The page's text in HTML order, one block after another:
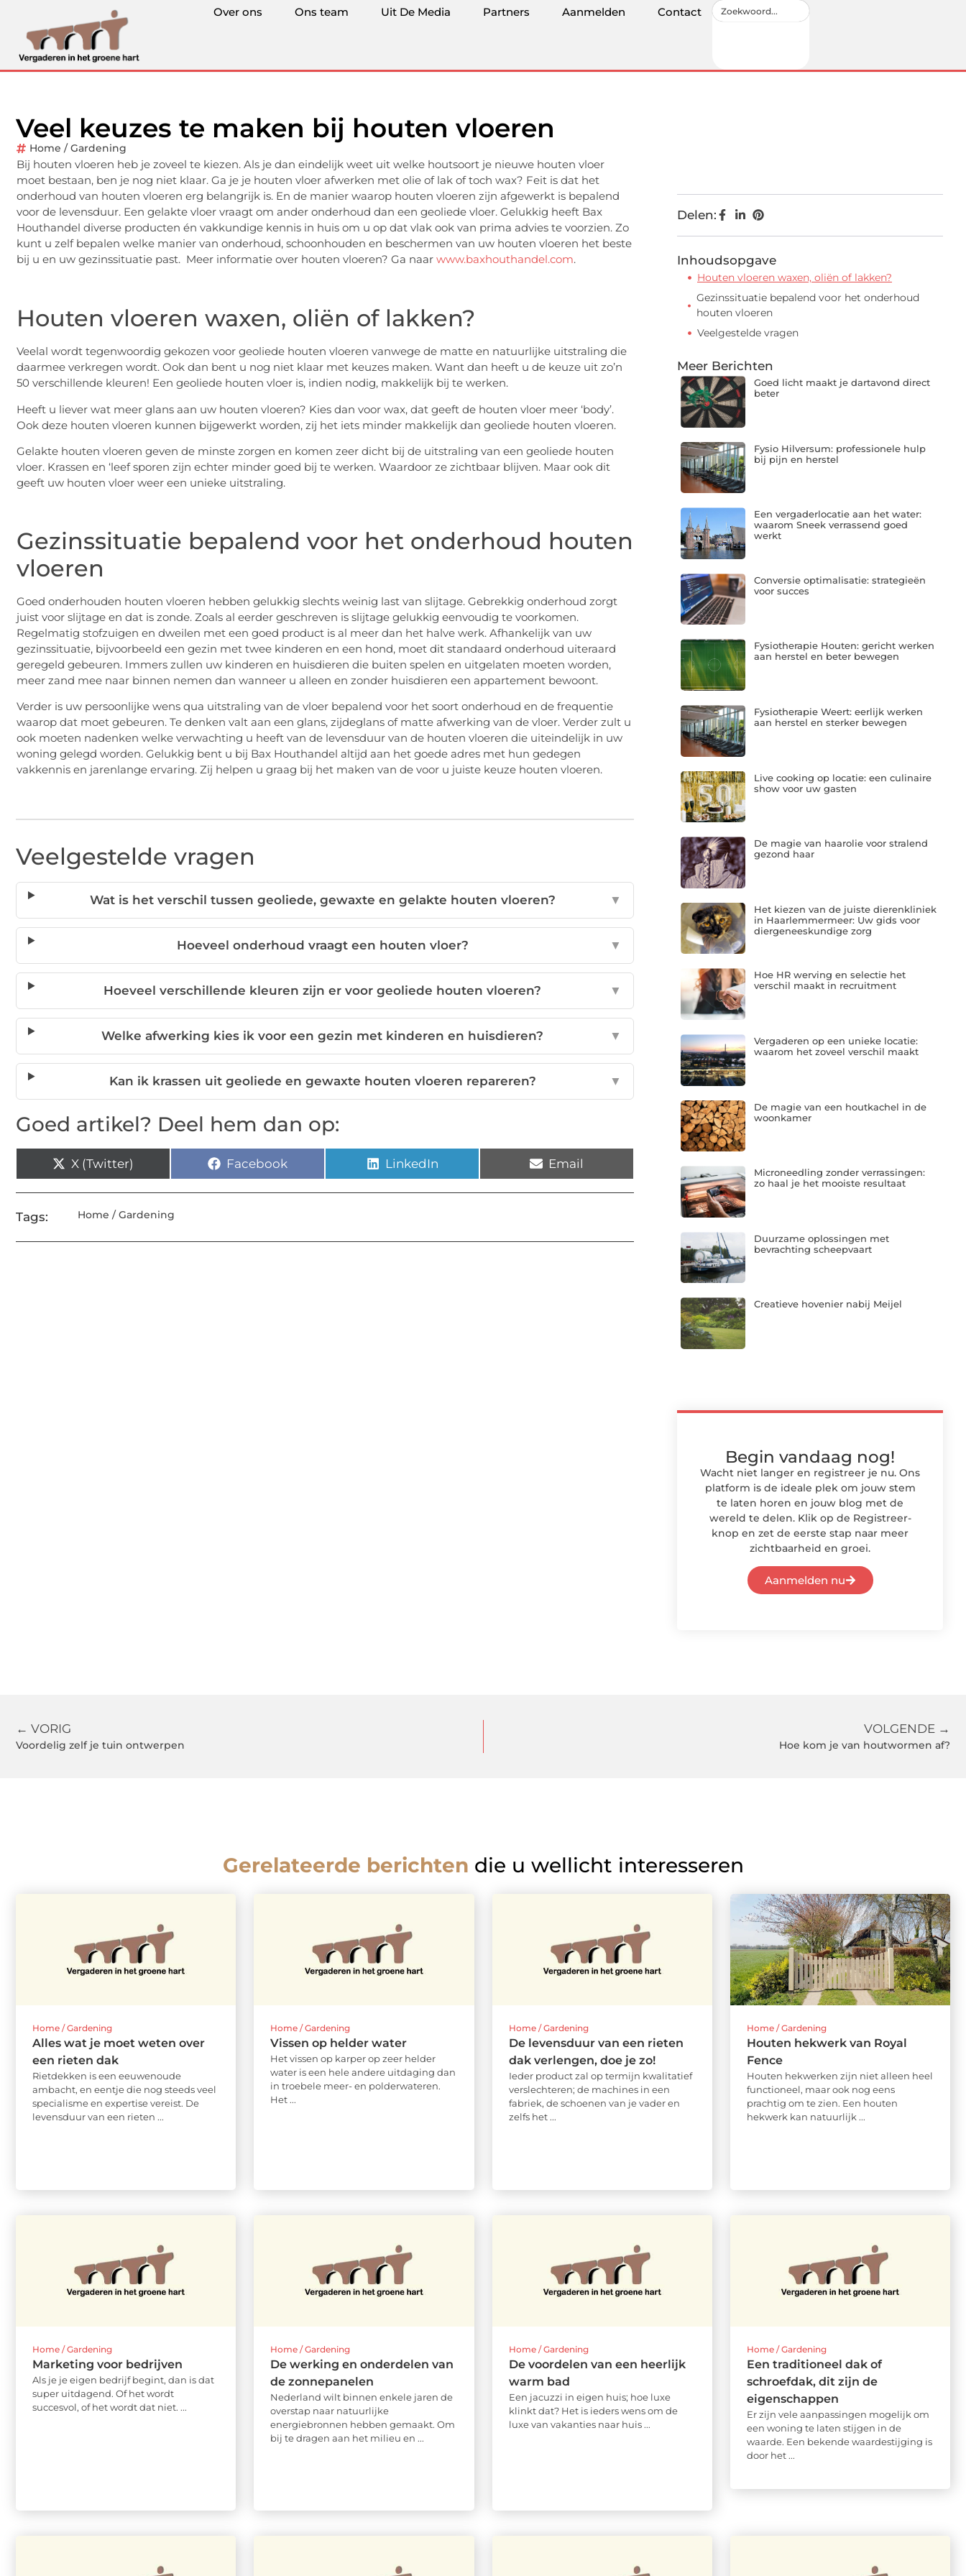
Over ons Ons team Uit De Media Partners Aanmelden Contact
Veel keuzes te maken bij houten vloeren
Home / Gardening
Bij houten vloeren heb je zoveel te kiezen. Als je dan eindelijk weet uit welke houtsoort je nieuwe houten vloer
moet bestaan, ben je nog niet klaar. Ga je je houten vloer afwerken met olie of lak of toch wax? Feit is dat het
onderhoud van houten vloeren erg belangrijk is. En de manier waarop houten vloeren zijn afgewerkt is bepalend
voor de levensduur. Een gelakte vloer vraagt om ander onderhoud dan een geoliede vloer. Gelukkig heeft Bax
Houthandel diverse producten én vakkundige kennis in huis om u op dat vlak ook van prima advies te voorzien. Zo
kunt u zelf bepalen welke manier van onderhoud, schoonhouden en beschermen van uw houten vloeren het beste
bij u en uw gezinssituatie past. Meer informatie over houten vloeren? Ga naar www.baxhouthandel.com.
Houten vloeren waxen, oliën of lakken?
Veelal wordt tegenwoordig gekozen voor geoliede houten vloeren vanwege de matte en natuurlijke uitstraling die
daarmee verkregen wordt. Ook dan bent u nog niet klaar met keuzes maken. Want dan heeft u de keuze uit zo’n
50 verschillende kleuren! Een geoliede houten vloer is, indien nodig, makkelijk bij te werken.
Heeft u liever wat meer glans aan uw houten vloeren? Kies dan voor wax, dat geeft de houten vloer meer ‘body’.
Ook deze houten vloeren kunnen bijgewerkt worden, zij het iets minder makkelijk dan geoliede houten vloeren.
Gelakte houten vloeren geven de minste zorgen en komen zeer dicht bij de uitstraling van een geoliede houten
vloer. Krassen en ‘leef sporen zijn echter minder goed bij te werken. Waardoor ze zichtbaar blijven. Maar ook dit
geeft uw houten vloer weer een unieke uitstraling.
Gezinssituatie bepalend voor het onderhoud houten
vloeren
Goed onderhouden houten vloeren hebben gelukkig slechts weinig last van slijtage. Gebrekkig onderhoud zorgt
juist voor slijtage en dat is zonde. Zoals al eerder geschreven is slijtage gelukkig eenvoudig te voorkomen.
Regelmatig stofzuigen en dweilen met een goed product is al meer dan het halve werk. Afhankelijk van uw
gezinssituatie, bijvoorbeeld een gezin met twee kinderen en een hond, moet dit standaard onderhoud uiteraard
geregeld gebeuren. Immers zullen uw kinderen en huisdieren die buiten spelen en uitgelaten moeten worden,
meer zand mee naar binnen nemen dan wanneer u alleen en zonder huisdieren een appartement bewoont.
Verder is uw persoonlijke wens qua uitstraling van de vloer bepalend voor het soort onderhoud en de frequentie
waarop dat moet gebeuren. Te denken valt aan een glans, zijdeglans of matte afwerking van de vloer. Verder zult u
ook moeten nadenken welke verwachting u heeft van de levensduur van de houten vloeren die uiteindelijk in uw
woning gelegd worden. Gelukkig bent u bij Bax Houthandel altijd aan het goede adres met hun gedegen
vakkennis en jarenlange ervaring. Zij helpen u graag bij het maken van de voor u juiste keuze houten vloeren.
Veelgestelde vragen
Wat is het verschil tussen geoliede, gewaxte en gelakte houten vloeren? ▼
Hoeveel onderhoud vraagt een houten vloer? ▼
Hoeveel verschillende kleuren zijn er voor geoliede houten vloeren? ▼
Welke afwerking kies ik voor een gezin met kinderen en huisdieren? ▼
Kan ik krassen uit geoliede en gewaxte houten vloeren repareren? ▼
Goed artikel? Deel hem dan op:
X (Twitter) Facebook LinkedIn Email
Tags: Home / Gardening
Delen:
Inhoudsopgave
Houten vloeren waxen, oliën of lakken?
Gezinssituatie bepalend voor het onderhoud
houten vloeren
Veelgestelde vragen
Meer Berichten
Goed licht maakt je dartavond direct
beter
Fysio Hilversum: professionele hulp
bij pijn en herstel
Een vergaderlocatie aan het water:
waarom Sneek verrassend goed
werkt
Conversie optimalisatie: strategieën
voor succes
Fysiotherapie Houten: gericht werken
aan herstel en beter bewegen
Fysiotherapie Weert: eerlijk werken
aan herstel en sterker bewegen
Live cooking op locatie: een culinaire
show voor uw gasten
De magie van haarolie voor stralend
gezond haar
Het kiezen van de juiste dierenkliniek
in Haarlemmermeer: Uw gids voor
diergeneeskundige zorg
Hoe HR werving en selectie het
verschil maakt in recruitment
Vergaderen op een unieke locatie:
waarom het zoveel verschil maakt
De magie van een houtkachel in de
woonkamer
Microneedling zonder verrassingen:
zo haal je het mooiste resultaat
Duurzame oplossingen met
bevrachting scheepvaart
Creatieve hovenier nabij Meijel
Begin vandaag nog!
Wacht niet langer en registreer je nu. Ons
platform is de ideale plek om jouw stem
te laten horen en jouw blog met de
wereld te delen. Klik op de Registreer-
knop en zet de eerste stap naar meer
zichtbaarheid en groei.
Aanmelden nu
← VORIG
Voordelig zelf je tuin ontwerpen
VOLGENDE →
Hoe kom je van houtwormen af?
Gerelateerde berichten die u wellicht interesseren
Home / Gardening
Alles wat je moet weten over
een rieten dak
Rietdekken is een eeuwenoude
ambacht, en eentje die nog steeds veel
specialisme en expertise vereist. De
levensduur van een rieten ...
Home / Gardening
Vissen op helder water
Het vissen op karper op zeer helder
water is een hele andere uitdaging dan
in troebele meer- en polderwateren.
Het ...
Home / Gardening
De levensduur van een rieten
dak verlengen, doe je zo!
Ieder product zal op termijn kwalitatief
verslechteren; de machines in een
fabriek, de schoenen van je vader en
zelfs het ...
Home / Gardening
Houten hekwerk van Royal
Fence
Houten hekwerken zijn niet alleen heel
functioneel, maar ook nog eens
prachtig om te zien. Een houten
hekwerk kan natuurlijk ...
Home / Gardening
Marketing voor bedrijven
Als je je eigen bedrijf begint, dan is dat
super uitdagend. Of het wordt
succesvol, of het wordt dat niet. ...
Home / Gardening
De werking en onderdelen van
de zonnepanelen
Nederland wilt binnen enkele jaren de
overstap naar natuurlijke
energiebronnen hebben gemaakt. Om
bij te dragen aan het milieu en ...
Home / Gardening
De voordelen van een heerlijk
warm bad
Een jacuzzi in eigen huis; hoe luxe
klinkt dat? Het is ieders wens om de
luxe van vakanties naar huis ...
Home / Gardening
Een traditioneel dak of
schroefdak, dit zijn de
eigenschappen
Er zijn vele aanpassingen mogelijk om
een woning te laten stijgen in de
waarde. Een bekende waardestijging is
door het ...